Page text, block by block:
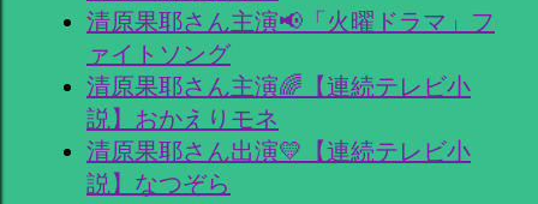
清原果耶さん主演📢「火曜ドラマ」フ
ァイトソング
清原果耶さん主演🌈【連続テレビ小
説】おかえりモネ
清原果耶さん出演💛【連続テレビ小
説】なつぞら